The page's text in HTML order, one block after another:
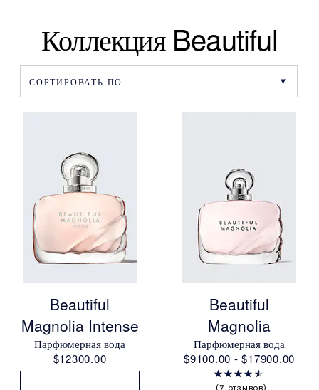
Коллекция Beautiful
Beautiful
Magnolia Intense
Парфюмерная вода
$12300.00
Beautiful
Magnolia
Парфюмерная вода
$9100.00 - $17900.00